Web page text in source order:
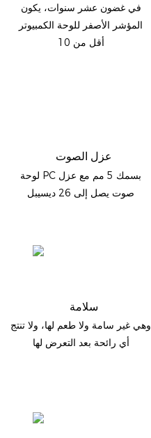
في غضون عشر سنوات، يكون
المؤشر الأصفر للوحة الكمبيوتر
أقل من 10
عزل الصوت
لوحة PC بسمك 5 مم مع عزل
صوت يصل إلى 26 ديسيبل
سلامة
وهي غير سامة ولا طعم لها، ولا تنتج
أي رائحة بعد التعرض لها